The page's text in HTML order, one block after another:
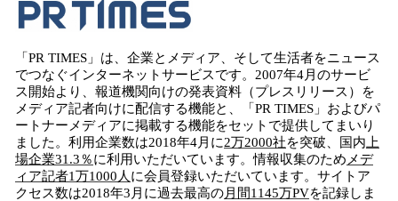
「PR TIMES」は、企業とメディア、そして生活者をニュース
でつなぐインターネットサービスです。2007年4月のサービ
ス開始より、報道機関向けの発表資料（プレスリリース）を
メディア記者向けに配信する機能と、「PR TIMES」およびパ
ートナーメディアに掲載する機能をセットで提供してまいり
ました。利用企業数は2018年4月に2万2000社を突破、国内 上
場企業31.3％に利用いただいています。情報収集のため メデ
ィア記者1万1000 人 に会員登録いただいています。サイトア
クセス数は2018年3月に過去最高の月間1145万PVを記録しま